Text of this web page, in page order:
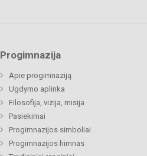
Progimnazija
Apie progimnaziją
Ugdymo aplinka
Filosofija, vizija, misija
Pasiekimai
Progimnazijos simboliai
Progimnazijos himnas